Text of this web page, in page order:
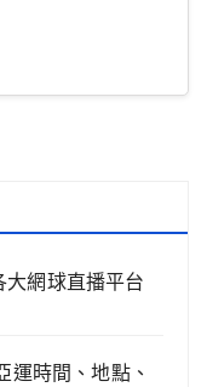
大網球直播平台
運時間、地點、